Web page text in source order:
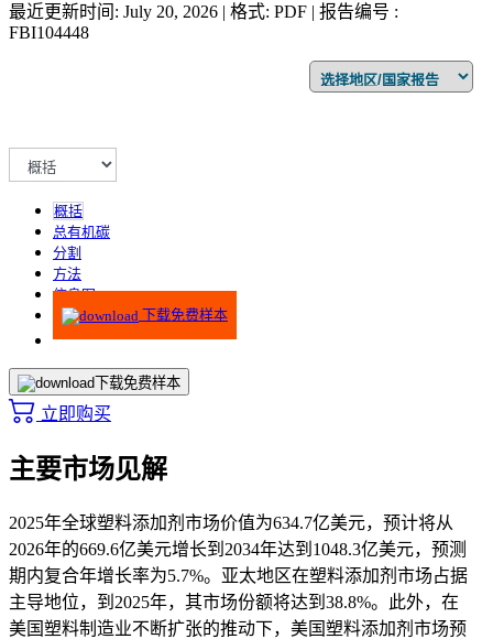
最近更新时间: July 20, 2026 | 格式: PDF | 报告编号 :
FBI104448
概括
总有机碳
分割
方法
信息图
下载免费样本
下载免费样本
立即购买
主要市场见解
2025年全球塑料添加剂市场价值为634.7亿美元，预计将从
2026年的669.6亿美元增长到2034年达到1048.3亿美元，预测
期内复合年增长率为5.7%。亚太地区在塑料添加剂市场占据
主导地位，到2025年，其市场份额将达到38.8%。此外，在
美国塑料制造业不断扩张的推动下，美国塑料添加剂市场预